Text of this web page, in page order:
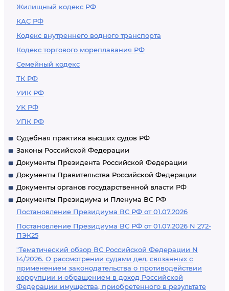
Жилищный кодекс РФ
КАС РФ
Кодекс внутреннего водного транспорта
Кодекс торгового мореплавания РФ
Семейный кодекс
ТК РФ
УИК РФ
УК РФ
УПК РФ
Судебная практика высших судов РФ
Законы Российской Федерации
Документы Президента Российской Федерации
Документы Правительства Российской Федерации
Документы органов государственной власти РФ
Документы Президиума и Пленума ВС РФ
Постановление Президиума ВС РФ от 01.07.2026
Постановление Президиума ВС РФ от 01.07.2026 N 272-
ПЭК25
"Тематический обзор ВС Российской Федерации N
14/2026. О рассмотрении судами дел, связанных с
применением законодательства о противодействии
коррупции и обращением в доход Российской
Федерации имущества, приобретенного в результате